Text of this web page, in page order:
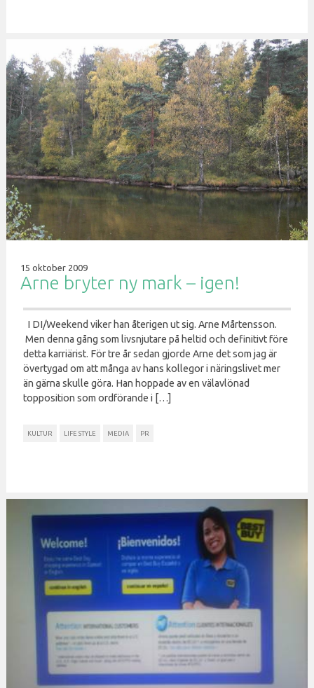
15 oktober 2009
Arne bryter ny mark – igen!
I DI/Weekend viker han återigen ut sig. Arne Mårtensson.
Men denna gång som livsnjutare på heltid och definitivt före
detta karriärist. För tre år sedan gjorde Arne det som jag är
övertygad om att många av hans kollegor i näringslivet mer
än gärna skulle göra. Han hoppade av en välavlönad
topposition som ordförande i […]
KULTUR LIFE STYLE MEDIA PR